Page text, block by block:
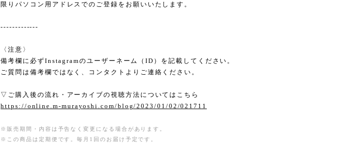
限りパソコン用アドレスでのご登録をお願いいたします。
-------------
〈注意〉
備考欄に必ずInstagramのユーザーネーム（ID）を記載してください。
ご質問は備考欄ではなく、コンタクトよりご連絡ください。
▽ご購入後の流れ・アーカイブの視聴方法についてはこちら
https://online.m-murayoshi.com/blog/2023/01/02/021711
※販売期間・内容は予告なく変更になる場合があります。
※この商品は定期便です。毎月1回のお届け予定です。